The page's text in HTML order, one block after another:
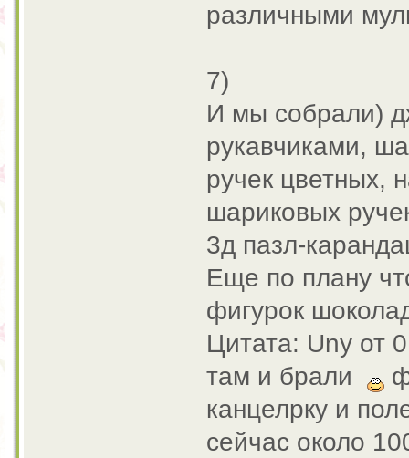
различными
7)
И мы собрали)
рукавчиками,
ручек цветных,
шариковых
3д пазл-
Еще по плану
фигурок
Цитата: Uny от
там и брали
канцелрку и
сейчас около